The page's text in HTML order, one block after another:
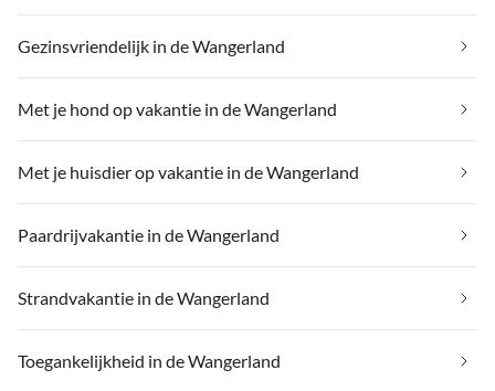
Gezinsvriendelijk in de Wangerland
Met je hond op vakantie in de Wangerland
Met je huisdier op vakantie in de Wangerland
Paardrijvakantie in de Wangerland
Strandvakantie in de Wangerland
Toegankelijkheid in de Wangerland